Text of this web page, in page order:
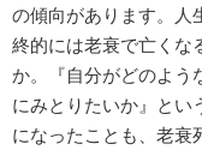
の傾向があります。人
終的には老衰で亡くな
か。『自分がどのよう
にみとりたいか』とい
になったことも、老衰